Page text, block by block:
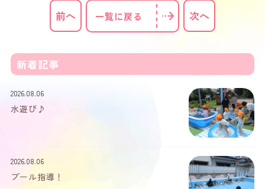
前へ 一覧に戻る 次へ
新着記事
2026.08.06
水遊び♪
2026.08.06
プール指導！